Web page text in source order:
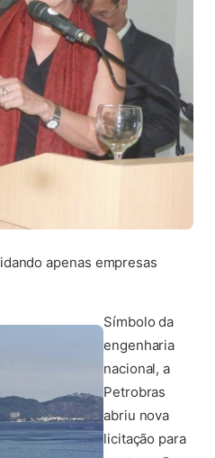
apenas empresas
Símbolo da
engenharia
nacional, a
Petrobras
abriu nova
licitação para